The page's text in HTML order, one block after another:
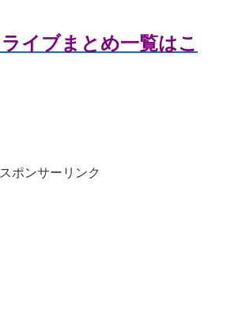
イブまとめ一覧はこ
スポンサーリンク